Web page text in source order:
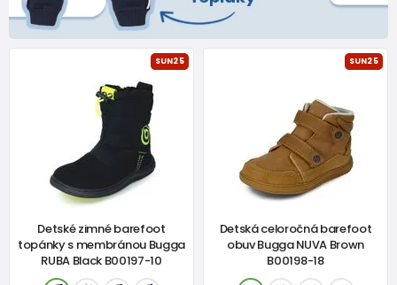
SUN25
Detské zimné barefoot
topánky s membránou Bugga
RUBA Black B00197-10
SUN25
Detská celoročná barefoot
obuv Bugga NUVA Brown
B00198-18